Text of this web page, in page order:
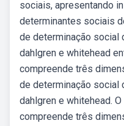
sociais, apresentando
determinantes sociais
de determinação social
dahlgren e whitehead
compreende três
de determinação social
dahlgren e whitehead.
compreende três